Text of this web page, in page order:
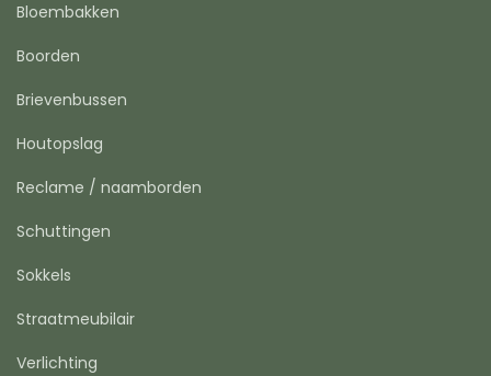
Bloembakken
Boorden
Brievenbussen
Houtopslag
Reclame / naamborden
Schuttingen
Sokkels
Straatmeubilair
Verlichting